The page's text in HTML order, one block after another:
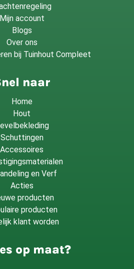
Mijn account
Blogs
Over ons
bij Tuinhout Compleet
naar
Home
Hout
Schuttingen
Accessoires
en Verf
Acties
producten
producten
klant worden
op maat?